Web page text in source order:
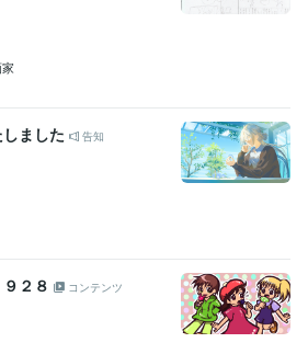
ました
告知
２８
コンテンツ